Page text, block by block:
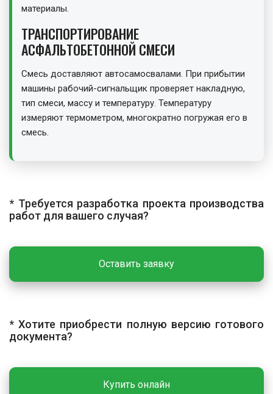
материалы.
ТРАНСПОРТИРОВАНИЕ
АСФАЛЬТОБЕТОННОЙ СМЕСИ
Смесь доставляют автосамосвалами. При прибытии
машины рабочий-сигнальщик проверяет накладную,
тип смеси, массу и температуру. Температуру
измеряют термометром, многократно погружая его в
смесь.
вяжущими материалами (при необходимости), укладку
смеси с разравниванием и уплотнение катками.
Работы выполняют только в сухую погоду.
Смазка стыков и мест примыканий
укладки обрабатывают разжиженным битумом или
эмульсией из расчёта 0,5 л/м². Обработка не
вяжущими или по свежеуложенному нижнему слою.
* Требуется разработка проекта производства
работ для вашего случая?
Оставить заявку
* Хотите приобрести полную версию готового
документа?
Купить онлайн